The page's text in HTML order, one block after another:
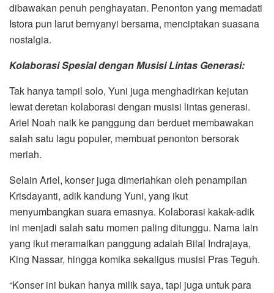
dibawakan penuh penghayatan. Penonton yang memadati
Istora pun larut bernyanyi bersama, menciptakan suasana
nostalgia.
Kolaborasi Spesial dengan Musisi Lintas Generasi:
Tak hanya tampil solo, Yuni juga menghadirkan kejutan
lewat deretan kolaborasi dengan musisi lintas generasi.
Ariel Noah naik ke panggung dan berduet membawakan
salah satu lagu populer, membuat penonton bersorak
meriah.
Selain Ariel, konser juga dimeriahkan oleh penampilan
Krisdayanti, adik kandung Yuni, yang ikut
menyumbangkan suara emasnya. Kolaborasi kakak-adik
ini menjadi salah satu momen paling ditunggu. Nama lain
yang ikut meramaikan panggung adalah Bilal Indrajaya,
King Nassar, hingga komika sekaligus musisi Pras Teguh.
“Konser ini bukan hanya milik saya, tapi juga untuk para